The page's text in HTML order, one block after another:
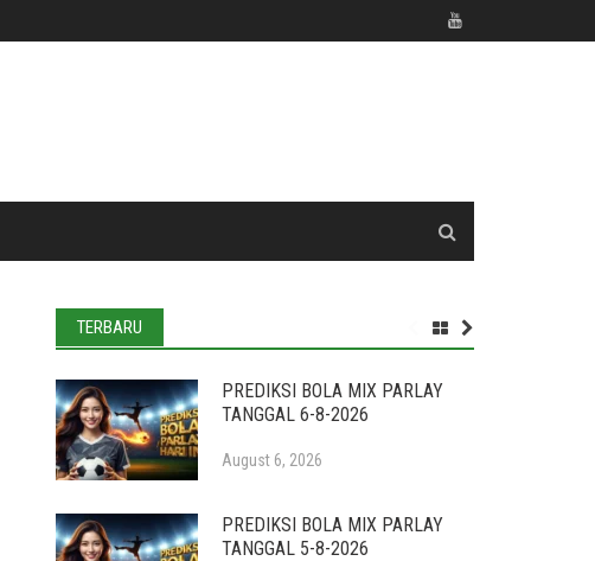
TERBARU
PREDIKSI BOLA MIX PARLAY
TANGGAL 6-8-2026
August 6, 2026
PREDIKSI BOLA MIX PARLAY
TANGGAL 5-8-2026